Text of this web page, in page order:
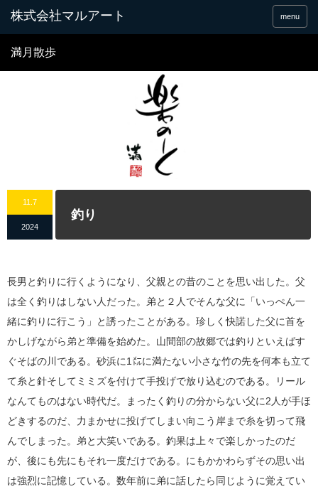
menu
満月散歩
11.7
2024
釣り
長男と釣りに行くようになり、父親との昔のことを思い出した。父
は全く釣りはしない人だった。弟と２人でそんな父に「いっぺん一
緒に釣りに行こう」と誘ったことがある。珍しく快諾した父に首を
かしげながら弟と準備を始めた。山間部の故郷では釣りといえばす
ぐそばの川である。砂浜に1㍍に満たない小さな竹の先を何本も立て
て糸と針そしてミミズを付けて手投げで放り込むのである。リール
なんてものはない時代だ。まったく釣りの分からない父に2人が手ほ
どきするのだ、力まかせに投げてしまい向こう岸まで糸を切って飛
んでしまった。弟と大笑いである。釣果は上々で楽しかったのだ
が、後にも先にもそれ一度だけである。にもかかわらずその思い出
は強烈に記憶している。数年前に弟に話したら同じように覚えてい